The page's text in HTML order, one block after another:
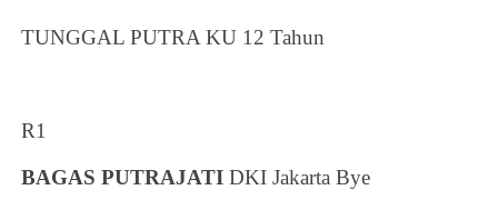
TUNGGAL PUTRA KU 12 Tahun
R1
BAGAS PUTRAJATI DKI Jakarta Bye